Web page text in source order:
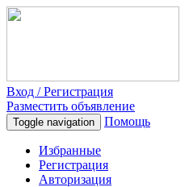
Вход / Регистрация
Разместить объявление
Toggle navigation Помощь
Избранные
Регистрация
Авторизация